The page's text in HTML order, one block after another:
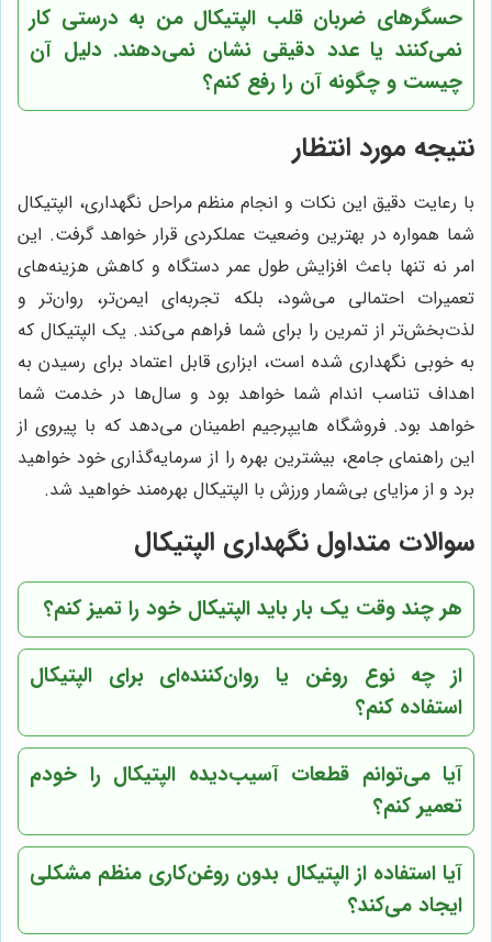
حسگرهای ضربان قلب الپتیکال من به درستی کار
نمی‌کنند یا عدد دقیقی نشان نمی‌دهند. دلیل آن
چیست و چگونه آن را رفع کنم؟
نتیجه مورد انتظار
با رعایت دقیق این نکات و انجام منظم مراحل نگهداری، الپتیکال
شما همواره در بهترین وضعیت عملکردی قرار خواهد گرفت. این
امر نه تنها باعث افزایش طول عمر دستگاه و کاهش هزینه‌های
تعمیرات احتمالی می‌شود، بلکه تجربه‌ای ایمن‌تر، روان‌تر و
لذت‌بخش‌تر از تمرین را برای شما فراهم می‌کند. یک الپتیکال که
به خوبی نگهداری شده است، ابزاری قابل اعتماد برای رسیدن به
اهداف تناسب اندام شما خواهد بود و سال‌ها در خدمت شما
خواهد بود. فروشگاه هایپرجیم اطمینان می‌دهد که با پیروی از
این راهنمای جامع، بیشترین بهره را از سرمایه‌گذاری خود خواهید
برد و از مزایای بی‌شمار ورزش با الپتیکال بهره‌مند خواهید شد.
سوالات متداول نگهداری الپتیکال
هر چند وقت یک بار باید الپتیکال خود را تمیز کنم؟
از چه نوع روغن یا روان‌کننده‌ای برای الپتیکال
استفاده کنم؟
آیا می‌توانم قطعات آسیب‌دیده الپتیکال را خودم
تعمیر کنم؟
آیا استفاده از الپتیکال بدون روغن‌کاری منظم مشکلی
ایجاد می‌کند؟